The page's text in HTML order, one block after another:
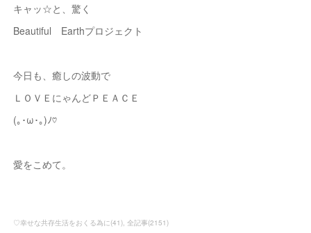
キャッ☆と、驚く
Beautiful Earthプロジェクト
今日も、癒しの波動で
ＬＯＶＥにゃんどＰＥＡＣＥ
(｡･ω･｡)ﾉ♡
愛をこめて。
♡幸せな共存生活をおくる為に(41) 全記事(2151)